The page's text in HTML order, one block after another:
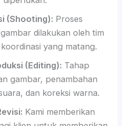
(Shooting): Proses
dilakukan oleh tim
yang matang.
(Editing): Tahap
gambar, penambahan
dan koreksi warna.
Kami memberikan